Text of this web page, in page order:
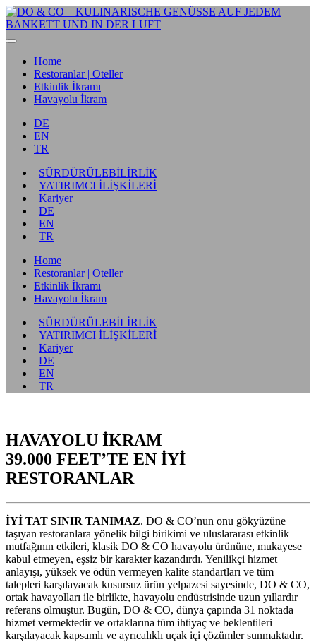
Home
Restoranlar | Oteller
Etkinlik İkramı
Havayolu İkram
DE
EN
TR
SÜRDÜRÜLEBİLİRLİK
YATIRIMCI İLİŞKİLERİ
Kariyer
DE
EN
TR
Home
Restoranlar | Oteller
Etkinlik İkramı
Havayolu İkram
SÜRDÜRÜLEBİLİRLİK
YATIRIMCI İLİŞKİLERİ
Kariyer
DE
EN
TR
HAVAYOLU İKRAM
39.000 FEET’TE EN İYİ
RESTORANLAR
İYİ TAT SINIR TANIMAZ. DO & CO’nun onu gökyüzüne
taşıyan restoranlara yönelik bilgi birikimi ve uluslararası etkinlik
mutfağının etkileri, klasik DO & CO havayolu ürününe, mukayese
kabul etmeyen, eşsiz bir karakter kazandırdı. Yenilikçi hizmet
anlayışı, yüksek ve ödün vermeyen kalite standartları ve tüm
talepleri karşılayacak kusursuz ürün yelpazesi sayesinde, DO & CO,
ortak havayolları ile birlikte, havayolu endüstrisinde uzun yıllardır
referans olmuştur. Bugün, DO & CO, dünya çapında 31 noktada
hizmet vermektedir ve ortaklarına tüm ihtiyaç ve beklentileri
karşılayacak kapsamlı ve ayrıcalıklı uçak içi çözümler sunmaktadır.